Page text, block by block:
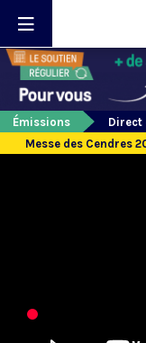
Émissions
Direct
Messe des Cendres